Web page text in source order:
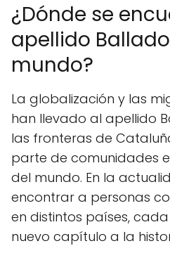
¿Dónde se
apellido
mundo?
La globalización y las
han llevado al apellido
las fronteras de
parte de comunidades
del mundo. En la
encontrar a personas
en distintos países,
nuevo capítulo a la